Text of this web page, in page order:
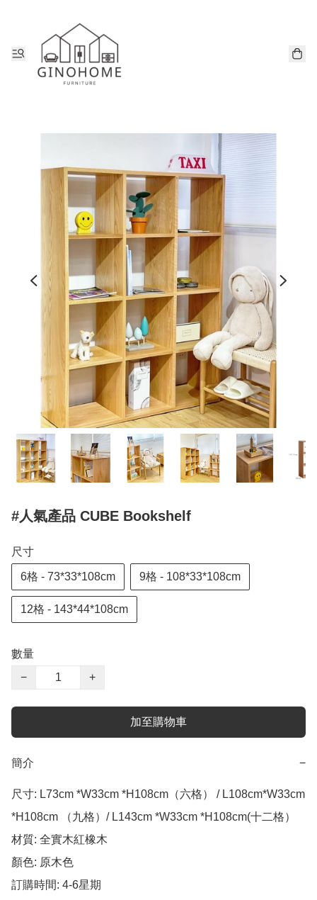
#人氣產品 CUBE Bookshelf
尺寸
6格 - 73*33*108cm 9格 - 108*33*108cm
12格 - 143*44*108cm
數量
−
+
加至購物車
簡介 −
尺寸: L73cm *W33cm *H108cm（六格） / L108cm*W33cm
*H108cm （九格）/ L143cm *W33cm *H108cm(十二格）
材質: 全實木紅橡木
顏色: 原木色
訂購時間: 4-6星期